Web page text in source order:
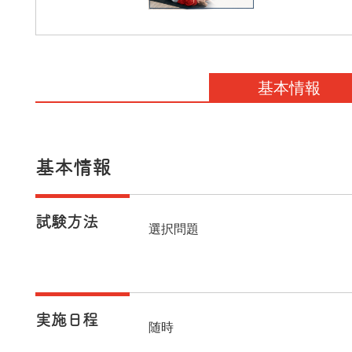
基本情報
基本情報
試験方法 選択問題
実施日程 随時